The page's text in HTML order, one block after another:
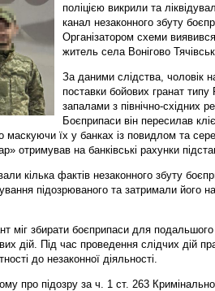
поліцією викрили та
канал незаконного збуту
Організатором схеми
житель села Вонігово
За даними слідства, чоловік
поставки бойових гранат
запалами з північно-східних
Боєприпаси він пересилав
маскуючи їх у банках із повидлом та
отримував на банківські рахунки
кілька фактів незаконного збуту
підозрюваного та затримали його на
міг збирати боєприпаси для
дій. Під час проведення слідчих дій
до незаконної діяльності.
про підозру за ч. 1 ст. 263